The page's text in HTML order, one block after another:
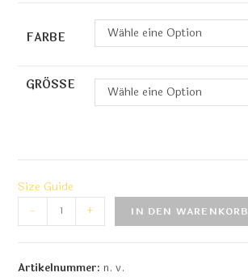
FARBE Wähle eine Option
GRÖSSE Wähle eine Option
Size Guide
- + IN DEN WARENKORB
Artikelnummer:n. v.